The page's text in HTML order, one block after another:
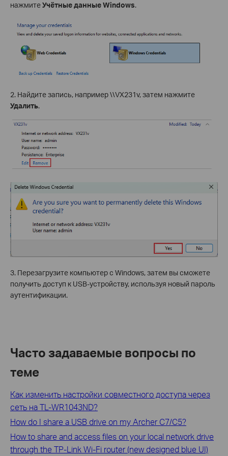
нажмитеУчётные данные Windows.
2. Найдите запись, например \\VX231v, затем нажмите
Удалить.
3. Перезагрузите компьютер с Windows, затем вы сможете
получить доступ к USB-устройству, используя новый пароль
аутентификации.
Часто задаваемые вопросы по
теме
Как изменить настройки совместного доступа через
сеть на TL-WR1043ND?
How do I share a USB drive on my Archer C7/C5?
How to share and access files on your local network drive
through the TP-Link Wi-Fi router (new designed blue UI)